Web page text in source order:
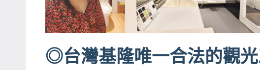
賓、
News
探
◎台灣基隆唯一合法的觀